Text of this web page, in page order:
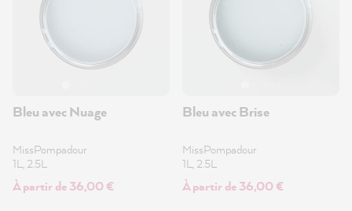
Bleu avec Nuage
MissPompadour
1L, 2.5L
À partir de 36,00 €
Bleu avec Brise
MissPompadour
1L, 2.5L
À partir de 36,00 €